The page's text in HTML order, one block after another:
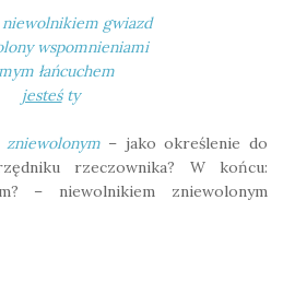
gwiazd
wspomnieniami
łańcuchem
jesteśty
zniewolonym– jako określenie do
rzeczownika? W końcu:
– niewolnikiem zniewolonym